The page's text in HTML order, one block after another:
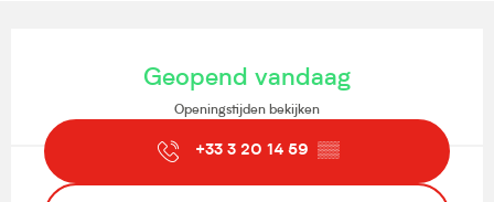
Geopend vandaag
Openingstijden bekijken
+33 3 20 14 59 ▒▒